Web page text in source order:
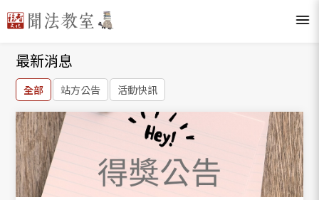
最新消息
全部 站方公告 活動快訊